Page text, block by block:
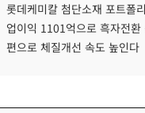
롯데케미칼 첨단소재 포트폴
업이익 1101억으로 흑자전환
편으로 체질개선 속도 높인다